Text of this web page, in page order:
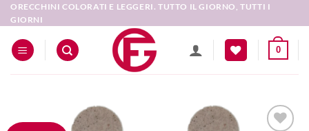
Salta
ai
contenuti
ORECCHINI COLORATI E LEGGERI. TUTTO IL GIORNO, TUTTI I
GIORNI
0